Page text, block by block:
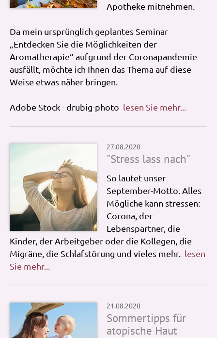
Apotheke mitnehmen.
Da mein ursprünglich geplantes Seminar
„Entdecken Sie die Möglichkeiten der
Aromatherapie“ aufgrund der Coronapandemie
ausfällt, möchte ich Ihnen das Thema auf diese
Weise etwas näher bringen.
Adobe Stock - drubig-photo lesen Sie mehr...
27.08.2020
"Stress lass nach"
So lautet unser
September-Motto. Alles
Mögliche kann stressen:
Corona, der
Lebenspartner, die
Kinder, der Arbeitgeber oder die Kollegen, die
Migräne, die Schlafstörung und vieles mehr. lesen
Sie mehr...
21.08.2020
Sommertipps für
atopische Haut